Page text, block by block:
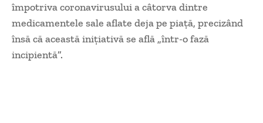
împotriva coronavirusului a câtorva dintre
medicamentele sale aflate deja pe piaţă, precizând
însă că această iniţiativă se află „într-o fază
incipientă”.